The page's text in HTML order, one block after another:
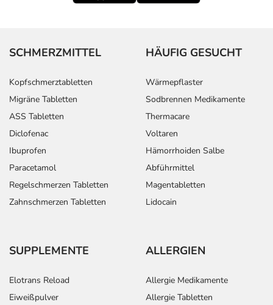
SCHMERZMITTEL
Kopfschmerztabletten
Migräne Tabletten
ASS Tabletten
Diclofenac
Ibuprofen
Paracetamol
Regelschmerzen Tabletten
Zahnschmerzen Tabletten
HÄUFIG GESUCHT
Wärmepflaster
Sodbrennen Medikamente
Thermacare
Voltaren
Hämorrhoiden Salbe
Abführmittel
Magentabletten
Lidocain
SUPPLEMENTE
Elotrans Reload
Eiweißpulver
ALLERGIEN
Allergie Medikamente
Allergie Tabletten